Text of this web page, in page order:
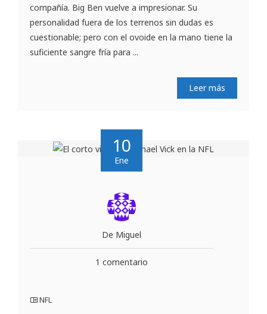
compañía. Big Ben vuelve a impresionar. Su
personalidad fuera de los terrenos sin dudas es
cuestionable; pero con el ovoide en la mano tiene la
suficiente sangre fría para ...
Leer más
10
Ene
De Miguel
1 comentario
NFL